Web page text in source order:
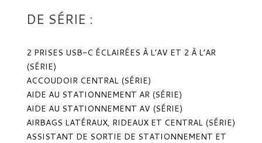
DE SÉRIE :
2 PRISES USB-C ÉCLAIRÉES À L’AV ET 2 À L’AR
(SÉRIE)
ACCOUDOIR CENTRAL (SÉRIE)
AIDE AU STATIONNEMENT AR (SÉRIE)
AIDE AU STATIONNEMENT AV (SÉRIE)
AIRBAGS LATÉRAUX, RIDEAUX ET CENTRAL (SÉRIE)
ASSISTANT DE SORTIE DE STATIONNEMENT ET